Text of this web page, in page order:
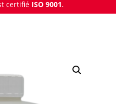
certifié ISO 9001.